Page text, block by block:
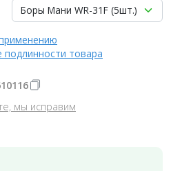
Боры Мани WR-31F (5шт.)
подлинности товара
мы исправим